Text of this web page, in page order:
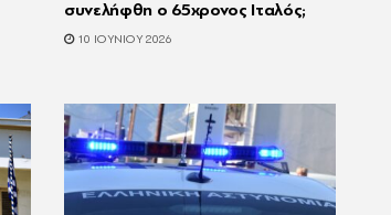
συνελήφθη ο 65χρονος Ιταλός;
10 ΙΟΥΝΊΟΥ 2026